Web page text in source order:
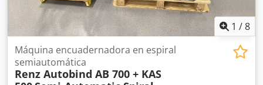
1 /8
Máquina encuadernadora en espiral
semiautomática
Renz Autobind AB 700 + KAS